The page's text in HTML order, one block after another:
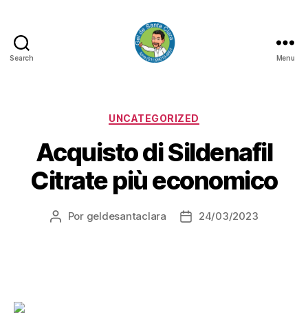
Search
CLARA
Menu
Categorias
UNCATEGORIZED
Acquisto di Sildenafil
Citrate più economico
Autor
Por geldesantaclara
Data24/03/2023